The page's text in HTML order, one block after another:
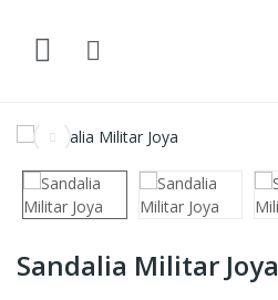
Sandalia Militar Joya